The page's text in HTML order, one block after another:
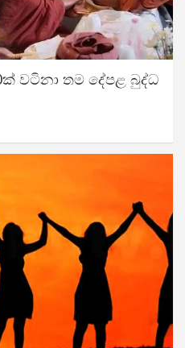
වටිනා තම දේපළ බුද්ධ